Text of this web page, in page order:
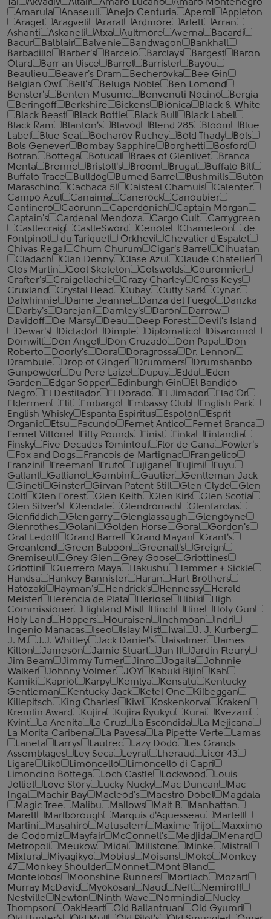
Tai
Akvadiv Altair Amaro Lucano
Amaro Montenegro
Amarula
Anaseuli Anejo Centuria Aperol
Appleton
Araget
Aragveli Ararat Ardmore Arlett
Arran
Ashanti
Askaneli Atxa Aultmore Averna
Bacardi
Bacur
Balblair Balvenie Bandwagon
Bankhall
Barbadillo
Barber's Barcelo Barclays Bargest
Baron
Otard
Barr an Uisce Barrel Barrister
Bayou
Beaulieu
Beaver's Dram Becherovka
Bee Gin
Belgian Owl
Bell's Beluga Noble
Ben Lomond
Benster's
Benten Musume Benvenuti Nocino
Bergia
Beringoff
Berkshire Bickens Bionica
Black & White
Black Beast
Black Bottle Black Bull
Black Label
Black Ram
Blanton's Blavod Blend 285 Bloom
Blue
Label
Blue Seal Bocharov Ruchey Bold Thady
Bols
Bols Genever
Bombay Sapphire Borghetti
Bosford
Botran
Bottega Botucal Braes of Glenlivet
Branca
Menta
Brenne Bristoll's Broom Brugal
Buffalo Bill
Buffalo Trace
Bulldog Burned Barrel Bushmills
Buton
Maraschino
Cachaca 51 Caisteal Chamuis
Calenter
Campo Azul
Canaima Canerock
Canoubier
Cantinero
Caorunn Caperdonich
Captain Morgan
Captain's
Cardenal Mendoza Cargo Cult
Carrygreen
Castlecraig
CastleSword Cenote Chameleon
de
Fontpinot
du Tariquet Orkhevi
Chevalier d'Espalet
Chivas Regal
Chum Churum Cigar's Barrel
Cihuatan
Cladach
Clan Denny Clase Azul
Claude Chatelier
Clos Martin
Cool Skeleton Cotswolds
Couronnier
Crafter's
Craigellachie Crazy Charley
Cross Keys
Cruxland
Crystal Head Cubay Cutty Sark
Cynar
Dalwhinnie
Dame Jeanne Danza del Fuego
Danzka
Darby's
Darejani Darnley's Daron
Darrow
Davidoff
De Marsy Deau Deep Forest
Devil's Island
Dewar's
Dictador Dimple Diplomatico
Disaronno
Domwill
Don Angel Don Cruzado Don Papa
Don
Roberto
Doorly's Dora Doragrossa
Dr. Lennon
Drambuie
Drop of Ginger Drummers
Drumshanbo
Gunpowder
Du Pere Laize Dupuy Eddu
Eden
Garden
Edgar Sopper Edinburgh Gin
El Bandido
Negro
El Destilador El Dorado El Jimador
Elad'Or
Eldermen
Elit Embargo Embassy Club
English Park
English Whisky
Espanta Espiritus Espolon
Esprit
Organic
Etsu Facundo Fernet Antico
Fernet Branca
Fernet Vittone
Fifty Pounds Finist Finka
Finlandia
Finsky
Five Decades Tomintoul Flor de Cana
Fowler's
Fox and Dogs
Francois de Martignac
Frangelico
Franzini
Freeman Fruto Fujigane Fujimi
Fuyu
Gallant
Galliano Gambini Gautier
Gentleman Jack
Gineti
Ginster Girvan Patent Still Glen Clyde
Glen
Colt
Glen Forest Glen Keith Glen Kirk
Glen Scotia
Glen Silver's
Glendale Glendronach
Glenfarclas
Glenfiddich
Glengarry Glenglassaugh
Glengoyne
Glenrothes
Golani Golden Horse Goral
Gordon's
Graf Ledoff
Grand Barrel Grand Mayan
Grant's
Greanlend
Green Baboon Greenall's
Greign
Gremiseuli
Grey Glen Grey Goose
Griottines
Griottini
Guerrero Maya Hakushu
Hammer + Sickle
Handsa
Hankey Bannister Haran
Hart Brothers
Hatozaki
Hayman's Hendrick's Hennessy
Herald
Meister
Herencia de Plata Heriose Hibiki
High
Commissioner
Highland Mist Hinch Hine
Holy Gun
Holy Land
Hoppers Houraisen Inchmoan
Indri
Ingenio Manacas
Iseo Islay Mist Iwai
J. J. Kurberg
J. M.
J.J. Whitley Jack Daniel's Jaisalmer
James
Kilton
Jameson Jamie Stuart Jan II
Jardin Fleury
Jim Beam
Jimmy Turner Jinro Jogaila
Johnnie
Walker
Johnny Volmer JOY Kabuki Bijin
Kah
Kamiki
Kapriol Karpy Kemlya Kensatu
Kentucky
Gentleman
Kentucky Jack Ketel One
Kilbeggan
Killepitsch
King Charles Kiwi Koskenkorva
Kraken
Kremlin Award
Kujira Kujira Ryukyu Kurai
Kvezani
Kvint
La Arenita La Cruz La Escondida
La Mejicana
La Morita Caribena
La Pavesa La Pipette Verte
Lamas
Laneta
Larrys Lautrec Lazy Dodo
Les Grands
Assemblages
Ley Seca Leyrat Lheraud
Licor 43
Ligare
Liko Limoncello
Limoncello di Capri
Limoncino Bottega
Loch Castle Lockwood
Louis
Jolliet
Love Story Lucky Nucky Mac Duncan
Mac
Ingal
Machir Bay Macleod's Maestro Dobel
Magdala
Magic Tree
Malibu Mallows Malt B
Manhattan
Marett
Marlborough Marquis d'Aguesseau
Martell
Martini
Masahiro Matusalem Maxime Trijol
Maxximo
de Codorniz
Mayfair McConnell's Medjida
Menard
Metropoli
Meukow Midai Millstone Minke
Mistral
Mixtura
Miyagikyo Mobius Moisans Moko
Monkey
47
Monkey Shoulder Monnet
Mont Blanc
Montelobos
Moonshine Runners Mortlach
Mozart
Murray McDavid
Myokosan Naud Neft
Nemiroff
Nestville
Newton Ninth Wave Normindia
Nucky
Thompson
OakHeart Old Ballantruan
Old Gyumri